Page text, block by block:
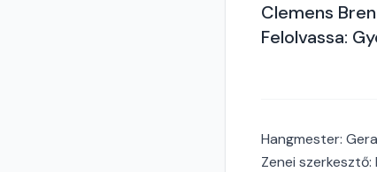
Clemens
Felolvassa:
Hangmester:
Zenei